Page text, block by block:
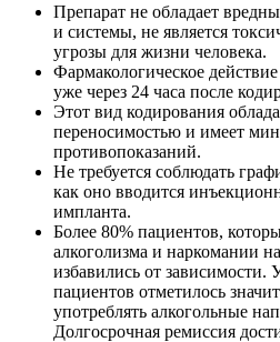
Препарат не обладает
и системы, не является
угрозы для жизни человека.
Фармакологическое
уже через 24 часа после
Этот вид кодирования
переносимостью и имеет
противопоказаний.
Не требуется соблюдать
как оно вводится
импланта.
Более 80% пациентов,
алкоголизма и наркомании
избавились от зависимости.
пациентов отметилось
употреблять алкогольные
Долгосрочная ремиссия